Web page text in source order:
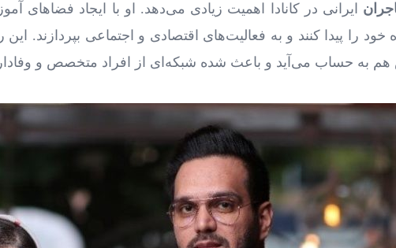
ایرانی در کانادا اهمیت زیادی می‌دهد. او با ایجاد فضاهای
را پیدا کنند و به فعالیت‌های اقتصادی و اجتماعی بپردازند.
به حساب می‌آید و باعث شده شبکه‌ای از افراد متخصص و وفادار